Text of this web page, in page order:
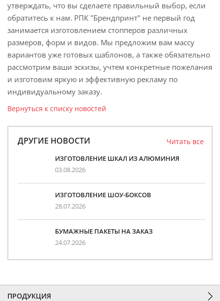
утверждать, что вы сделаете правильный выбор, если
обратитесь к нам. РПК "Брендпринт" не первый год
занимается изготовлением стопперов различных
размеров, форм и видов. Мы предложим вам массу
вариантов уже готовых шаблонов, а также обязательно
рассмотрим ваши эскизы, учтем конкретные пожелания
и изготовим яркую и эффективную рекламу по
индивидуальному заказу.
Вернуться к списку новостей
ДРУГИЕ НОВОСТИ Читать все
ИЗГОТОВЛЕНИЕ ШКАЛ ИЗ АЛЮМИНИЯ
03.08.2026
ИЗГОТОВЛЕНИЕ ШОУ-БОКСОВ
28.07.2026
БУМАЖНЫЕ ПАКЕТЫ НА ЗАКАЗ
24.07.2026
ПРОДУКЦИЯ